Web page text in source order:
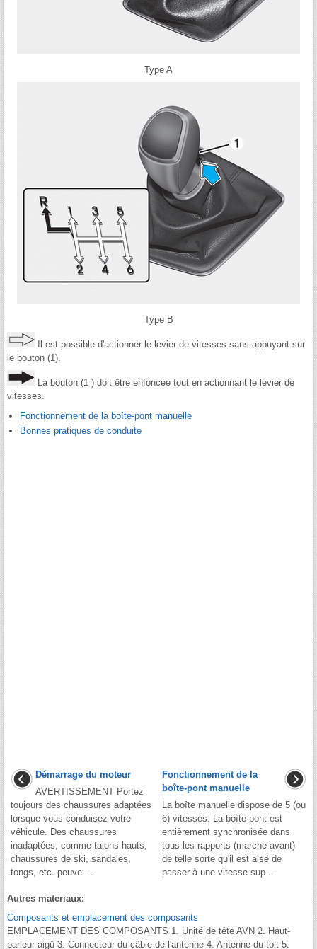
Type A
Type B
Il est possible d'actionner le levier de vitesses sans appuyant sur
le bouton (1).
La bouton (1 ) doit être enfoncée tout en actionnant le levier de
vitesses.
Fonctionnement de la boîte-pont manuelle
Bonnes pratiques de conduite
Démarrage du moteur
AVERTISSEMENT Portez
toujours des chaussures adaptées
lorsque vous conduisez votre
véhicule. Des chaussures
inadaptées, comme talons hauts,
chaussures de ski, sandales,
tongs, etc. peuve ...
Fonctionnement de la
boîte-pont manuelle
La boîte manuelle dispose de 5 (ou
6) vitesses. La boîte-pont est
entièrement synchronisée dans
tous les rapports (marche avant)
de telle sorte qu'il est aisé de
passer à une vitesse sup ...
Autres materiaux:
Composants et emplacement des composants
EMPLACEMENT DES COMPOSANTS 1. Unité de tête AVN 2. Haut-
parleur aigü 3. Connecteur du câble de l'antenne 4. Antenne du toit 5.